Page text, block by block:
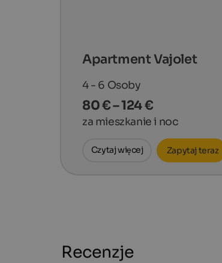
Apartment Vajolet
4 - 6 Osoby
80 € – 124 €
za mieszkanie i noc
Czytaj więcej Zapytaj teraz
Recenzje